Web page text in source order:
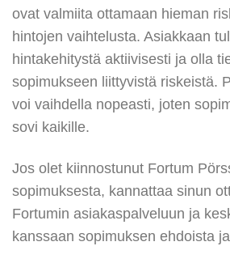
ovat valmiita ottamaan hieman
hintojen vaihtelusta. Asiakkaan
hintakehitystä aktiivisesti ja olla
sopimukseen liittyvistä riskeistä.
voi vaihdella nopeasti, joten
sovi kaikille.
Jos olet kiinnostunut Fortum
sopimuksesta, kannattaa sinun
Fortumin asiakaspalveluun ja
kanssaan sopimuksen ehdoista